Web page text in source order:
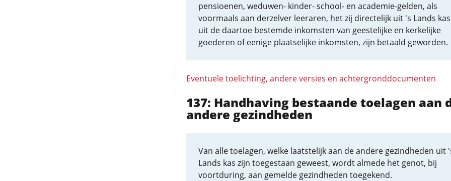
pensioenen, weduwen- kinder- school- en academie-gelden, als
voormaals aan derzelver leeraren, het zij directelijk uit 's Lands
uit de daartoe bestemde inkomsten van geestelijke en kerkelijke
goederen of eenige plaatselijke inkomsten, zijn betaald geworden.
Eventuele toelichting, andere versies en achtergronddocumenten
137: Handhaving bestaande toelagen aan
andere gezindheden
Van alle toelagen, welke laatstelijk aan de andere gezindheden uit
Lands kas zijn toegestaan geweest, wordt almede het genot, bij
voortduring, aan gemelde gezindheden toegekend.